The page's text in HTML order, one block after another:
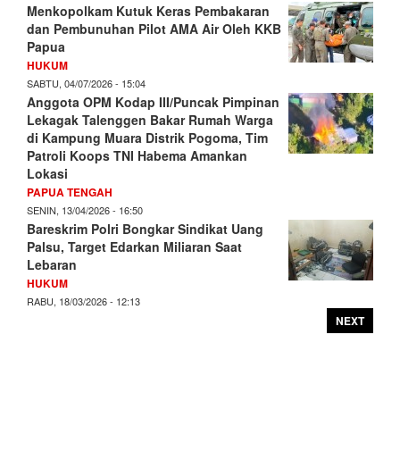
Menkopolkam Kutuk Keras Pembakaran
dan Pembunuhan Pilot AMA Air Oleh KKB
Papua
HUKUM
SABTU, 04/07/2026 - 15:04
Anggota OPM Kodap III/Puncak Pimpinan
Lekagak Talenggen Bakar Rumah Warga
di Kampung Muara Distrik Pogoma, Tim
Patroli Koops TNI Habema Amankan
Lokasi
PAPUA TENGAH
SENIN, 13/04/2026 - 16:50
Bareskrim Polri Bongkar Sindikat Uang
Palsu, Target Edarkan Miliaran Saat
Lebaran
HUKUM
RABU, 18/03/2026 - 12:13
NEXT